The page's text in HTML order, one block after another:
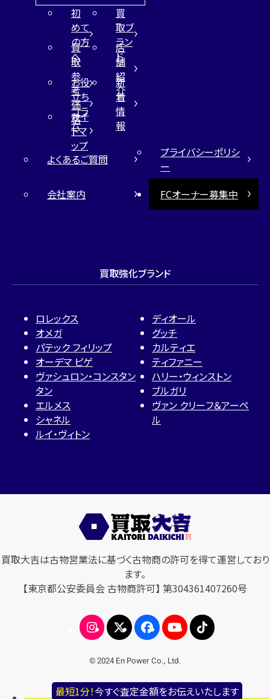
最短1分！今すぐ査定金額をお伝えいたします
初
めて
の方
へ
買
取ブ
ラン
ド
買
取
参
考
価
格
店
舗
紹
介
お役
立ち
コラ
ム
新
着
情
報
サイ
トマ
ップ
よくあるご質問
プライバシーポリシ
ー
会社案内
FCオーナー募集中
買取強化ブランド
ロレックス
オメガ
パテック フィリップ
オーデマ ピゲ
ヴァシュロン・コンスタン
タン
エルメス
シャネル
ルイ・ヴィトン
ディオール
グッチ
カルティエ
ティファニー
ハリー・ウィンストン
ブルガリ
ヴァン クリーフ＆アーペ
ル
買取大吉は古物営業法に基づく古物商の許可を得て運営しており
ます。
【東京都公安委員会 古物商許可】 第304361407260号
© 2024 En Power Co., Ltd.